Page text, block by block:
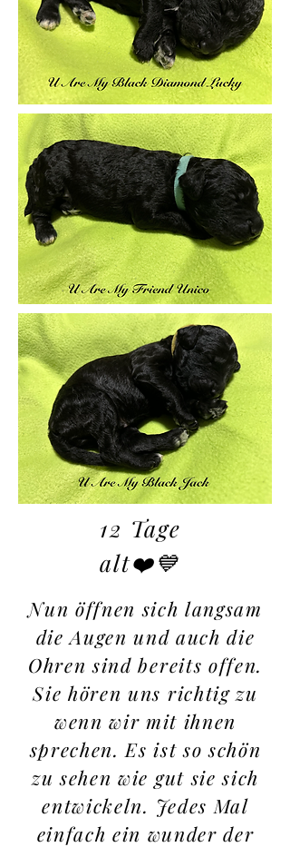
12 Tage
alt❤️💙
Nun öffnen sich langsam
die Augen und auch die
Ohren sind bereits offen.
Sie hören uns richtig zu
wenn wir mit ihnen
sprechen. Es ist so schön
zu sehen wie gut sie sich
entwickeln. Jedes Mal
einfach ein wunder der